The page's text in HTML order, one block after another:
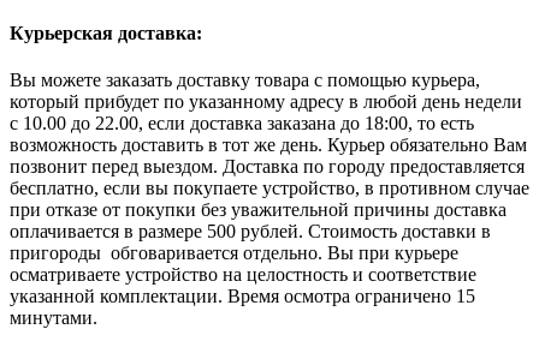
Курьерская доставка:
Вы можете заказать доставку товара с помощью курьера,
который прибудет по указанному адресу в любой день недели
с 10.00 до 22.00, если доставка заказана до 18:00, то есть
возможность доставить в тот же день. Курьер обязательно Вам
позвонит перед выездом. Доставка по городу предоставляется
бесплатно, если вы покупаете устройство, в противном случае
при отказе от покупки без уважительной причины доставка
оплачивается в размере 500 рублей. Стоимость доставки в
пригороды обговаривается отдельно. Вы при курьере
осматриваете устройство на целостность и соответствие
указанной комплектации. Время осмотра ограничено 15
минутами.